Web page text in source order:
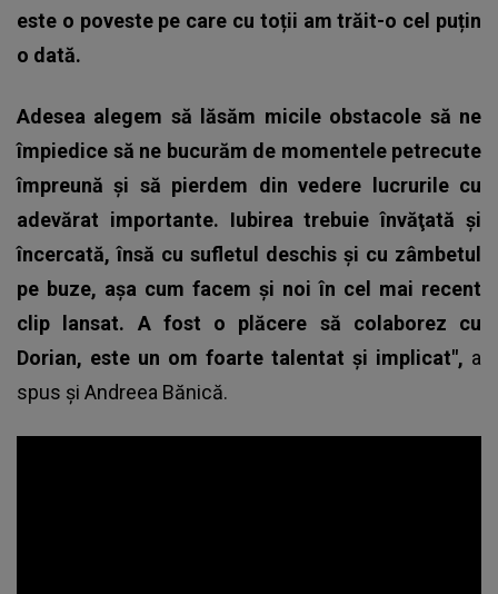
este o poveste pe care cu toții am trăit-o cel puțin
o dată.
Adesea alegem să lăsăm micile obstacole să ne
împiedice să ne bucurăm de momentele petrecute
împreună și să pierdem din vedere lucrurile cu
adevărat importante. Iubirea trebuie învăţată şi
încercată, însă cu sufletul deschis și cu zâmbetul
pe buze, așa cum facem și noi în cel mai recent
clip lansat. A fost o plăcere să colaborez cu
Dorian, este un om foarte talentat și implicat", a
spus și Andreea Bănică.